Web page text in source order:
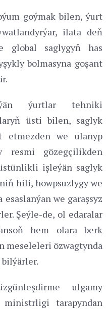
goýmak bilen, ýurt
ilata deň
global saglygyň has
bolmasyna goşant
ýurtlar tehniki
üsti bilen, saglyk
etmezden we ulanyp
resmi gözegçilikden
işleýän saglyk
hili, howpsuzlygy we
we garaşsyz
Şeýle-de, ol edaralar
hem olara berk
meseleleri özwagtynda
bilýärler.
ulgamy
ministrligi tarapyndan